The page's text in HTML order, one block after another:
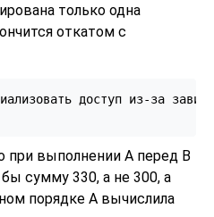
только одна
откатом с
доступ из-за
при выполнении A перед B
сумму 330, а не 300, а
порядке A вычислила